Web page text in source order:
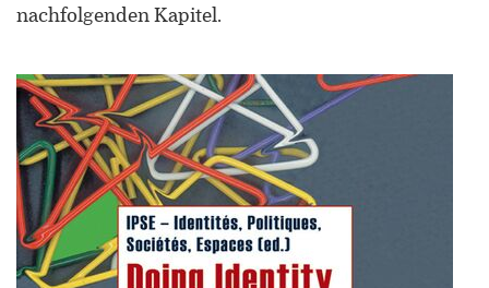
ORCID 0000-0002-5402-3860
Professor für Kulturwissenschaftliche
Grenzforschung an der Universität
Luxemburg
Leiter des Interdisziplinären
Kompetenzzentrums „UniGR-Center
for Border Studies“
Stv. Leiter des trinationalen Master in
nachfolgenden Kapitel.